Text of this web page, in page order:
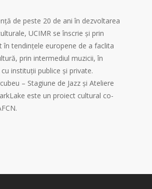
de peste 20 de ani în dezvoltarea
UCIMR se înscrie și prin
în tendințele europene de a faclita
prin intermediul muzicii, în
instituții publice și private.
– Stagiune de Jazz și Ateliere
este un proiect cultural co-